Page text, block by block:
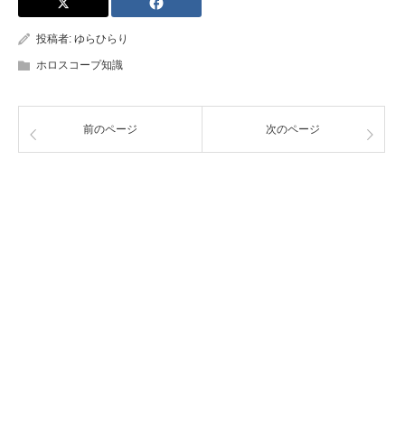
投稿者: ゆらひらり
ホロスコープ知識
前のページ 次のページ